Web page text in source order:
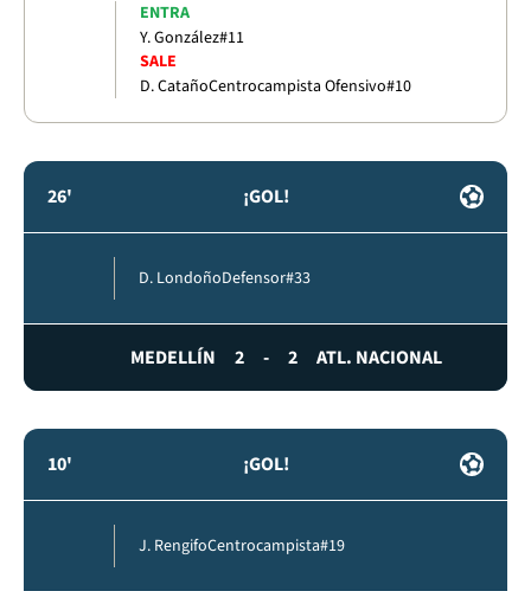
ENTRA
Y. González#11
SALE
D. CatañoCentrocampista Ofensivo#10
26' ¡GOL!
D. LondoñoDefensor#33
MEDELLÍN 2 - 2 ATL. NACIONAL
10' ¡GOL!
J. RengifoCentrocampista#19